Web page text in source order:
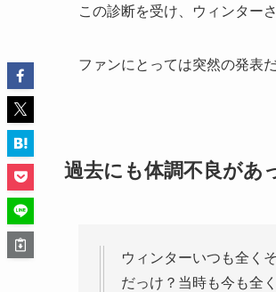
この診断を受け、ウィンター
ファンにとっては突然の発表
過去にも体調不良があ
ウィンターいつも全く
だっけ？当時も今も全